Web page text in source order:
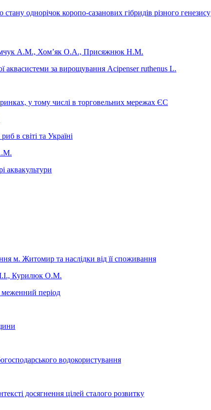
однорічок коропо-сазанових гібридів різного генезису
А.М., Хом’як О.А., Присяжнюк Н.М.
аквасистеми за вирощування Acіpenser ruthenus L.
у тому числі в торговельних мережах ЄС
в світі та Україні
аквакультури
м. Житомир та наслідки від її споживання
Курилюк О.М.
меженний період
водокористування
досягнення цілей сталого розвитку